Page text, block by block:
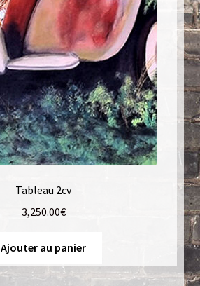
Tableau 2cv
3,250.00€
Ajouter au panier